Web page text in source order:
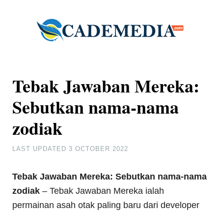
Tebak Jawaban Mereka:
Sebutkan nama-nama
zodiak
LAST UPDATED 3 OCTOBER 2022
Tebak Jawaban Mereka: Sebutkan nama-nama
zodiak – Tebak Jawaban Mereka ialah
permainan asah otak paling baru dari developer